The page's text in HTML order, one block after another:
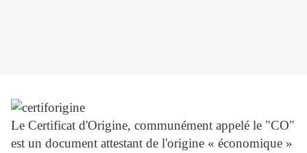
Le Certificat d'Origine, communément appelé le "CO"
est un document attestant de l'origine « économique »